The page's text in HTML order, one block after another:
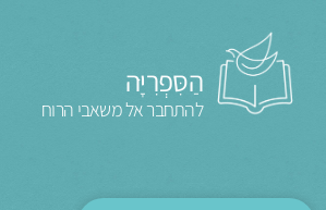
הַסִּפְרִיָּה
להתחבר אל משאבי הרוח